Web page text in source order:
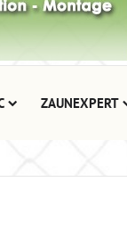
ZAUNEXPERT